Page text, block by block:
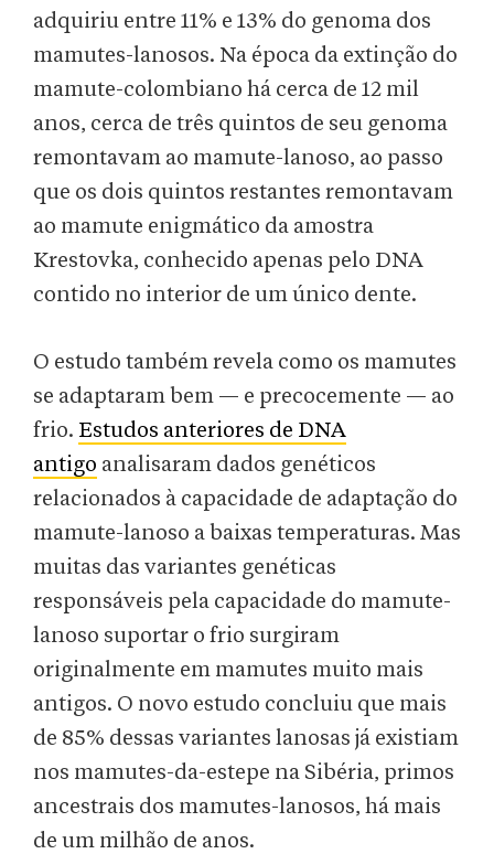
adquiriu entre 11% e 13% do genoma dos
mamutes-lanosos. Na época da extinção do
mamute-colombiano há cerca de 12 mil
anos, cerca de três quintos de seu genoma
remontavam ao mamute-lanoso, ao passo
que os dois quintos restantes remontavam
ao mamute enigmático da amostra
Krestovka, conhecido apenas pelo DNA
contido no interior de um único dente.
O estudo também revela como os mamutes
se adaptaram bem — e precocemente — ao
frio. Estudos anteriores de DNA
antigo analisaram dados genéticos
relacionados à capacidade de adaptação do
mamute-lanoso a baixas temperaturas. Mas
muitas das variantes genéticas
responsáveis pela capacidade do mamute-
lanoso suportar o frio surgiram
originalmente em mamutes muito mais
antigos. O novo estudo concluiu que mais
de 85% dessas variantes lanosas já existiam
nos mamutes-da-estepe na Sibéria, primos
ancestrais dos mamutes-lanosos, há mais
de um milhão de anos.